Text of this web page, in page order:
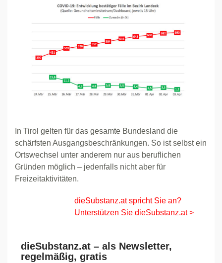
In Tirol gelten für das gesamte Bundesland die
schärfsten Ausgangsbeschränkungen. So ist selbst ein
Ortswechsel unter anderem nur aus beruflichen
Gründen möglich – jedenfalls nicht aber für
Freizeitaktivitäten.
dieSubstanz.at spricht Sie an?
Unterstützen Sie dieSubstanz.at >
dieSubstanz.at – als Newsletter,
regelmäßig, gratis